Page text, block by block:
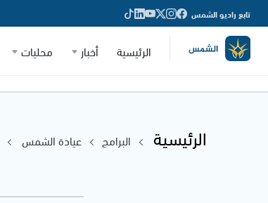
تابع راديو الشمس
الرئيسية أخبار محليات
الرئيسية البرامج عيادة الشمس